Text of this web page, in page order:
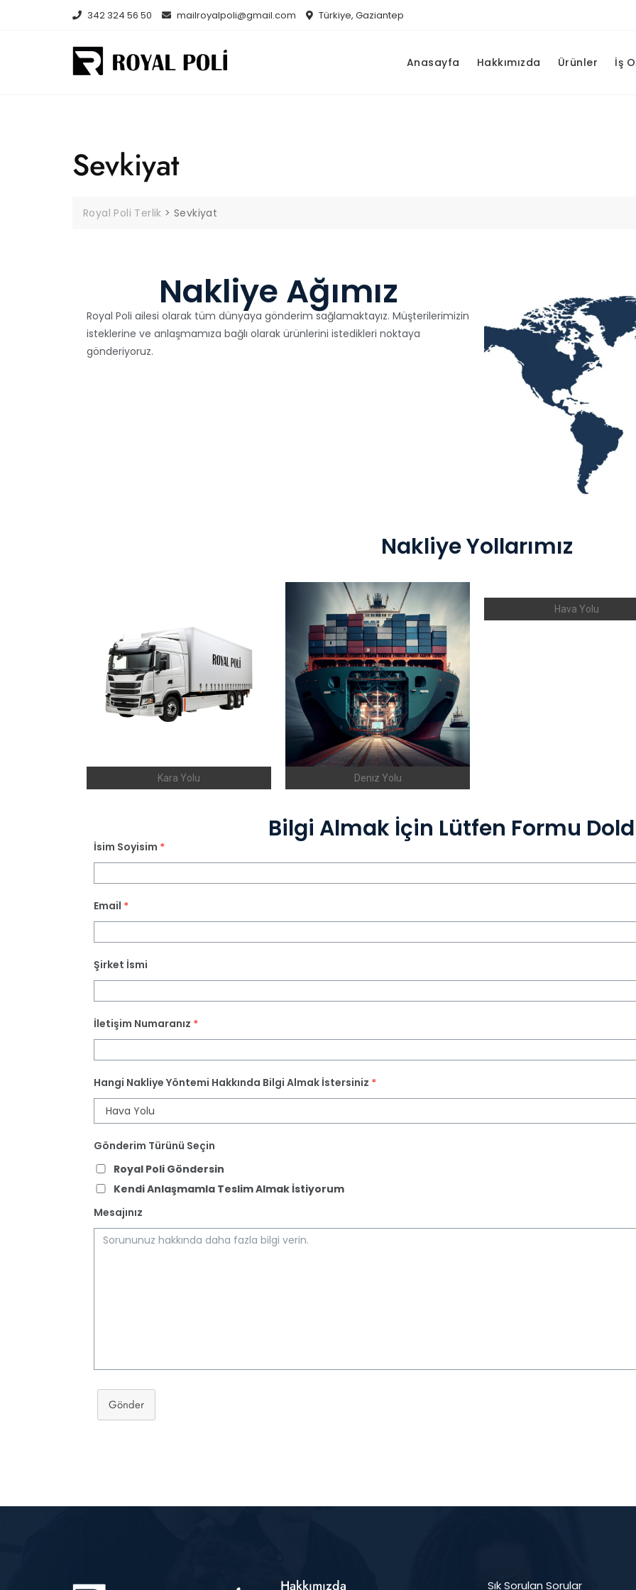
342 324 56 50 mailroyalpoli@gmail.com Türkiye, Gaziantep
Anasayfa Hakkımızda Ürünler İş
Sevkiyat
Royal Poli Terlik >Sevkiyat
Nakliye Ağımız
Royal Poli ailesi olarak tüm dünyaya gönderim sağlamaktayız. Müşterilerimizin
isteklerine ve anlaşmamıza bağlı olarak ürünlerini istedikleri noktaya
gönderiyoruz.
Nakliye Yollarımız
Kara Yolu Deniz Yolu
Hava Yolu
Bilgi Almak İçin Lütfen Formu
İsim Soyisim *
Email *
Şirket İsmi
İletişim Numaranız *
Hangi Nakliye Yöntemi Hakkında Bilgi Almak İstersiniz *
Gönderim Türünü Seçin
Royal Poli Göndersin
Kendi Anlaşmamla Teslim Almak İstiyorum
Mesajınız
Gönder
Hakkımızda Sık Sorulan Sorular